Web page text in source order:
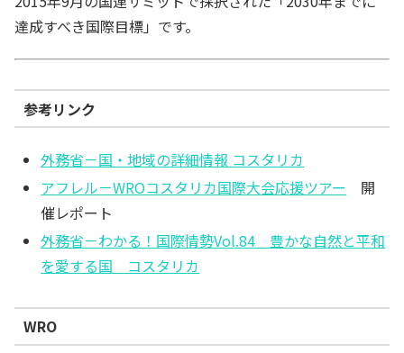
達成すべき国際目標」です。
参考リンク
外務省－国・地域の詳細情報 コスタリカ
アフレル－WROコスタリカ国際大会応援ツアー 開
催レポート
外務省－わかる！国際情勢Vol.84 豊かな自然と平和
を愛する国 コスタリカ
WRO